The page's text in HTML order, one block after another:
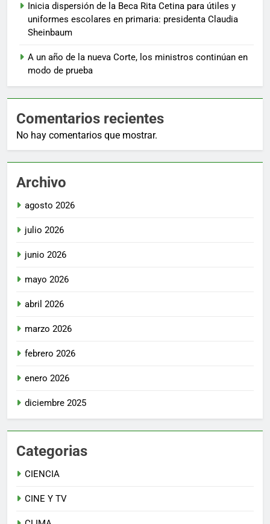
Inicia dispersión de la Beca Rita Cetina para útiles y
uniformes escolares en primaria: presidenta Claudia
Sheinbaum
A un año de la nueva Corte, los ministros continúan en
modo de prueba
Comentarios recientes
No hay comentarios que mostrar.
Archivo
agosto 2026
julio 2026
junio 2026
mayo 2026
abril 2026
marzo 2026
febrero 2026
enero 2026
diciembre 2025
Categorias
CIENCIA
CINE Y TV